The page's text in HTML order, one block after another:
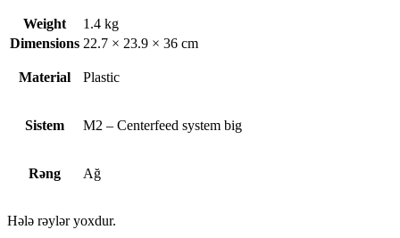
Weight
1.4 kg
Dimensions 22.7 × 23.9 × 36 cm
Material Plastic
Sistem M2 – Centerfeed system big
Rəng Ağ
Hələ rəylər yoxdur.